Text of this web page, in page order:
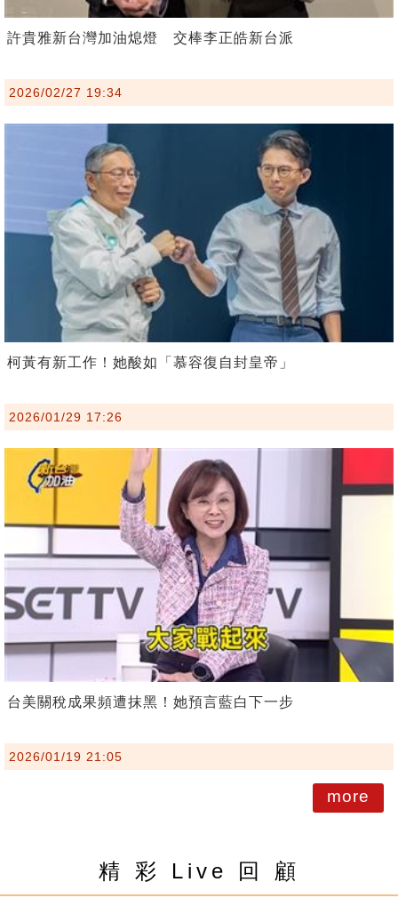
許貴雅新台灣加油熄燈 交棒李正皓新台派
2026/02/27 19:34
柯黃有新工作！她酸如「慕容復自封皇帝」
2026/01/29 17:26
台美關稅成果頻遭抹黑！她預言藍白下一步
2026/01/19 21:05
more
精 彩 Live 回 顧